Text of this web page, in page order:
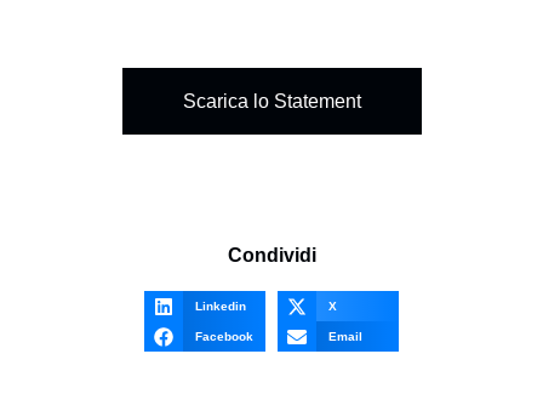
Scarica lo Statement
Condividi
Linkedin X
Facebook Email